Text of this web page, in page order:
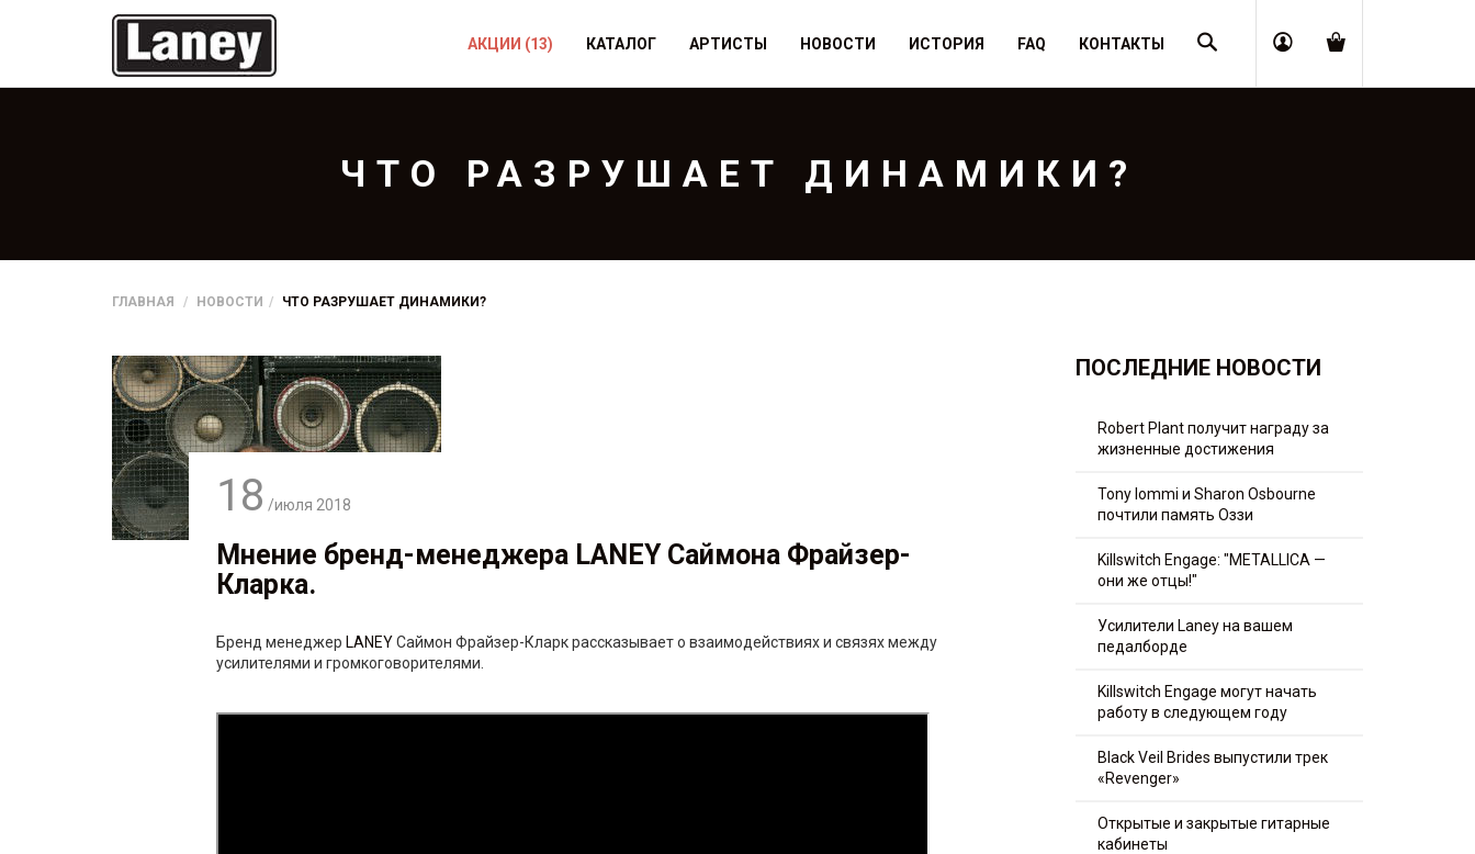
Поиск
АКЦИИ (13) КАТАЛОГ АРТИСТЫ НОВОСТИ ИСТОРИЯ FAQ КОНТАКТЫ
ЧТО РАЗРУШАЕТ ДИНАМИКИ?
ГЛАВНАЯ НОВОСТИ ЧТО РАЗРУШАЕТ ДИНАМИКИ?
18 /июля 2018
Мнение бренд-менеджера LANEYСаймона Фрайзер-
Кларка.
Бренд менеджер LANEYСаймон Фрайзер-Кларк рассказывает о взаимодействиях и связях между
усилителями и громкоговорителями.
ПОСЛЕДНИЕ НОВОСТИ
Robert Plant получит награду за
жизненные достижения
Tony Iommi и Sharon Osbourne
почтили память Оззи
Killswitch Engage: "METALLICA —
они же отцы!"
Усилители Laney на вашем
педалборде
Killswitch Engage могут начать
работу в следующем году
Black Veil Brides выпустили трек
«Revenger»
Открытые и закрытые гитарные
кабинеты